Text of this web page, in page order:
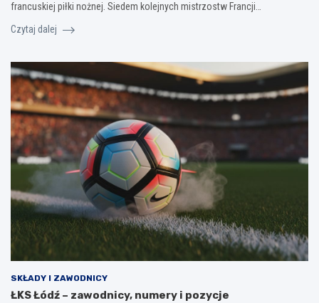
francuskiej piłki nożnej. Siedem kolejnych mistrzostw Francji…
Czytaj dalej
SKŁADY I ZAWODNICY
ŁKS Łódź – zawodnicy, numery i pozycje